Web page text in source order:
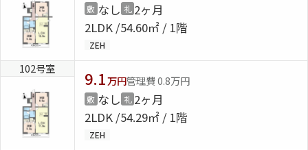
敷 なし 礼 2ヶ月
2LDK 54.60㎡ / 1階
ZEH
102号室
9.1万円管理費 0.8万円
敷 なし 礼 2ヶ月
2LDK 54.29㎡ / 1階
ZEH